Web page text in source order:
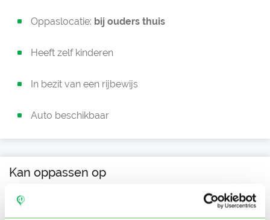
Oppaslocatie: bij ouders thuis
Heeft zelf kinderen
In bezit van een rijbewijs
Auto beschikbaar
Kan oppassen op
beschikbaarheid
Vr Za
Zo
Middag